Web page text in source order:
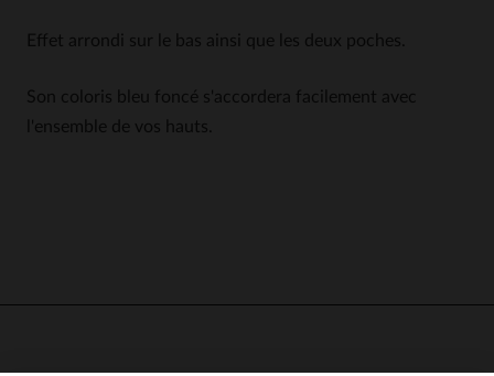
Effet arrondi sur le bas ainsi que les deux poches.
Son coloris bleu foncé s'accordera facilement avec
l'ensemble de vos hauts.